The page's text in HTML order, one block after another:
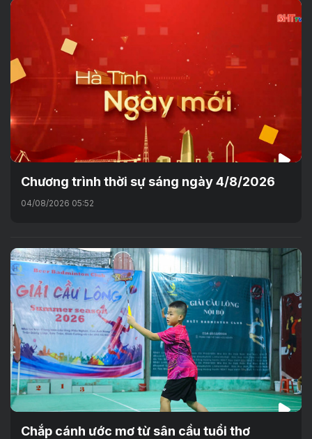
Chương trình thời sự sáng ngày 4/8/2026
04/08/2026 05:52
Chắp cánh ước mơ từ sân cầu tuổi thơ